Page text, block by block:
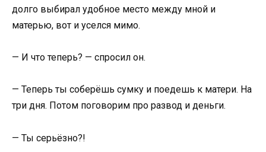
долго выбирал удобное место между мной и
матерью, вот и уселся мимо.
— И что теперь? — спросил он.
— Теперь ты соберёшь сумку и поедешь к матери. На
три дня. Потом поговорим про развод и деньги.
— Ты серьёзно?!